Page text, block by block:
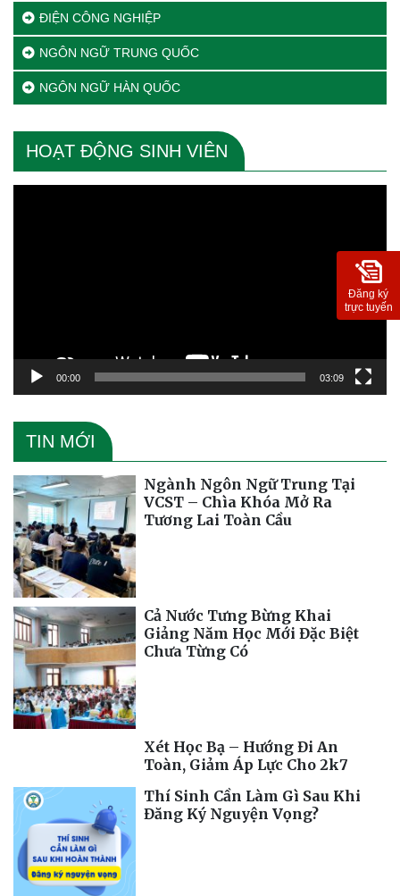
ĐIỆN CÔNG NGHIỆP
NGÔN NGỮ TRUNG QUỐC
NGÔN NGỮ HÀN QUỐC
HOẠT ĐỘNG SINH VIÊN
00:00 03:09
TIN MỚI
Ngành Ngôn Ngữ Trung Tại
VCST – Chìa Khóa Mở Ra
Tương Lai Toàn Cầu
Cả Nước Tưng Bừng Khai
Giảng Năm Học Mới Đặc Biệt
Chưa Từng Có
Xét Học Bạ – Hướng Đi An
Toàn, Giảm Áp Lực Cho 2k7
Thí Sinh Cần Làm Gì Sau Khi
Đăng Ký Nguyện Vọng?
Đăng ký
trực tuyến